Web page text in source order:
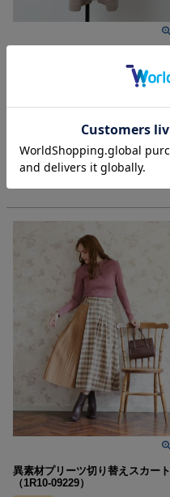
【30%OFF】 ¥13,200⇒
税込
入荷リクエスト受付中
異素材プリーツ切り替えスカート
（1R10-09229）